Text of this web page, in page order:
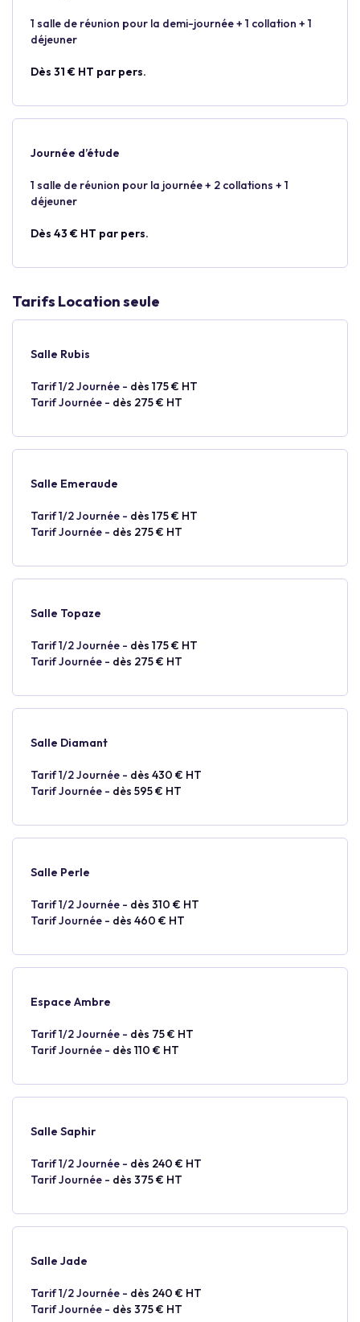
1 salle de réunion pour la demi-journée + 1 collation + 1
déjeuner
Dès 31 € HT par pers.
Journée d’étude
1 salle de réunion pour la journée + 2 collations + 1
déjeuner
Dès 43 € HT par pers.
Tarifs Location seule
Salle Rubis
Tarif 1/2 Journée - dès 175 € HT
Tarif Journée - dès 275 € HT
Salle Emeraude
Tarif 1/2 Journée - dès 175 € HT
Tarif Journée - dès 275 € HT
Salle Topaze
Tarif 1/2 Journée - dès 175 € HT
Tarif Journée - dès 275 € HT
Salle Diamant
Tarif 1/2 Journée - dès 430 € HT
Tarif Journée - dès 595 € HT
Salle Perle
Tarif 1/2 Journée - dès 310 € HT
Tarif Journée - dès 460 € HT
Espace Ambre
Tarif 1/2 Journée - dès 75 € HT
Tarif Journée - dès 110 € HT
Salle Saphir
Tarif 1/2 Journée - dès 240 € HT
Tarif Journée - dès 375 € HT
Salle Jade
Tarif 1/2 Journée - dès 240 € HT
Tarif Journée - dès 375 € HT